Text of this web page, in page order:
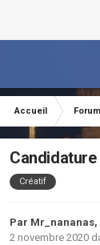
Accueil
Créatif
Par Mr_nananas,
2 novembre 2020